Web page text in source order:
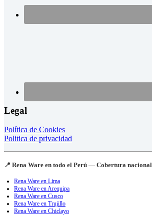
Legal
Política de Cookies
Politica de privacidad
📍 Rena Ware en todo el Perú — Cobertura nacional
Rena Ware en Lima
Rena Ware en Arequipa
Rena Ware en Cusco
Rena Ware en Trujillo
Rena Ware en Chiclayo